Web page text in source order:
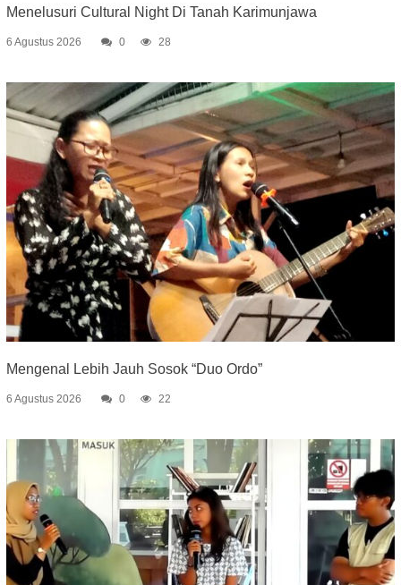
Menelusuri Cultural Night Di Tanah Karimunjawa
6 Agustus 2026 0 28
Mengenal Lebih Jauh Sosok “Duo Ordo”
6 Agustus 2026 0 22